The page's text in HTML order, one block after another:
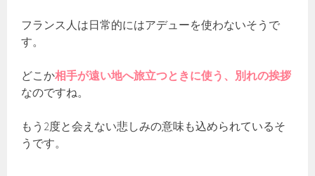
フランス人は日常的にはアデューを使わないそうで
す。
どこか相手が遠い地へ旅立つときに使う、別れの挨拶
なのですね。
もう2度と会えない悲しみの意味も込められているそ
うです。